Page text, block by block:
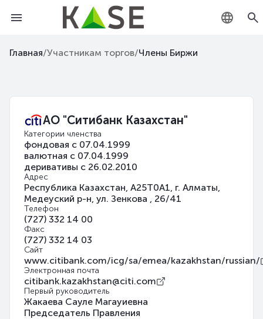
Главная/Участникам торгов/Члены Биржи
АО "Ситибанк Казахстан"
Категории членства
фондовая с 07.04.1999
валютная с 07.04.1999
деривативы с 26.02.2010
Адрес
Республика Казахстан, A25T0A1, г. Алматы,
Медеуский р-н, ул. Зенкова , 26/41
Телефон
(727) 332 14 00
Факс
(727) 332 14 03
Сайт
www.citibank.com/icg/sa/emea/kazakhstan/russian/
Электронная почта
citibank.kazakhstan@citi.com
Первый руководитель
Жакаева Сауле Магауиевна
Председатель Правления